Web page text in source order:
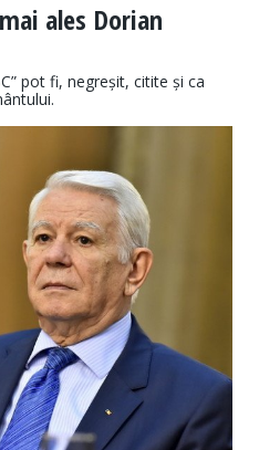
ales Dorian
pot fi, negreșit, citite și ca